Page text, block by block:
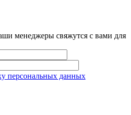
менеджеры свяжутся с вами для
персональных данных